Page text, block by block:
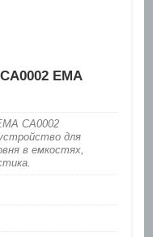
EMA
CA0002
для
в емкостях,